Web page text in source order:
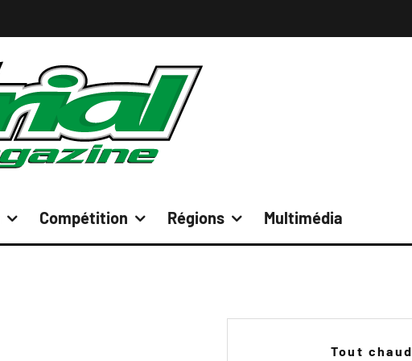
Compétition Régions Multimédia
Tout chaud